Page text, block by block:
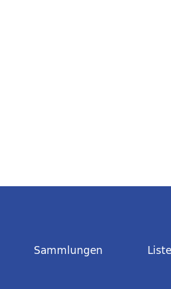
Sammlungen